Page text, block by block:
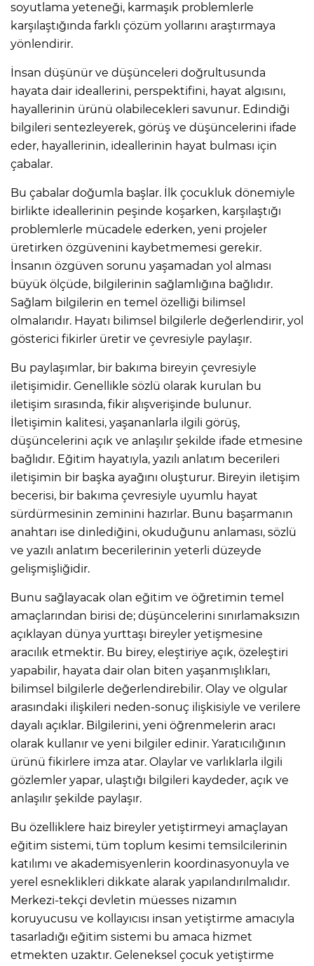
soyutlama yeteneği, karmaşık problemlerle
karşılaştığında farklı çözüm yollarını araştırmaya
yönlendirir.
İnsan düşünür ve düşünceleri doğrultusunda
hayata dair ideallerini, perspektifini, hayat algısını,
hayallerinin ürünü olabilecekleri savunur. Edindiği
bilgileri sentezleyerek, görüş ve düşüncelerini ifade
eder, hayallerinin, ideallerinin hayat bulması için
çabalar.
Bu çabalar doğumla başlar. İlk çocukluk dönemiyle
birlikte ideallerinin peşinde koşarken, karşılaştığı
problemlerle mücadele ederken, yeni projeler
üretirken özgüvenini kaybetmemesi gerekir.
İnsanın özgüven sorunu yaşamadan yol alması
büyük ölçüde, bilgilerinin sağlamlığına bağlıdır.
Sağlam bilgilerin en temel özelliği bilimsel
olmalarıdır. Hayatı bilimsel bilgilerle değerlendirir, yol
gösterici fikirler üretir ve çevresiyle paylaşır.
Bu paylaşımlar, bir bakıma bireyin çevresiyle
iletişimidir. Genellikle sözlü olarak kurulan bu
iletişim sırasında, fikir alışverişinde bulunur.
İletişimin kalitesi, yaşananlarla ilgili görüş,
düşüncelerini açık ve anlaşılır şekilde ifade etmesine
bağlıdır. Eğitim hayatıyla, yazılı anlatım becerileri
iletişimin bir başka ayağını oluşturur. Bireyin iletişim
becerisi, bir bakıma çevresiyle uyumlu hayat
sürdürmesinin zeminini hazırlar. Bunu başarmanın
anahtarı ise dinlediğini, okuduğunu anlaması, sözlü
ve yazılı anlatım becerilerinin yeterli düzeyde
gelişmişliğidir.
Bunu sağlayacak olan eğitim ve öğretimin temel
amaçlarından birisi de; düşüncelerini sınırlamaksızın
açıklayan dünya yurttaşı bireyler yetişmesine
aracılık etmektir. Bu birey, eleştiriye açık, özeleştiri
yapabilir, hayata dair olan biten yaşanmışlıkları,
bilimsel bilgilerle değerlendirebilir. Olay ve olgular
arasındaki ilişkileri neden-sonuç ilişkisiyle ve verilere
dayalı açıklar. Bilgilerini, yeni öğrenmelerin aracı
olarak kullanır ve yeni bilgiler edinir. Yaratıcılığının
ürünü fikirlere imza atar. Olaylar ve varlıklarla ilgili
gözlemler yapar, ulaştığı bilgileri kaydeder, açık ve
anlaşılır şekilde paylaşır.
Bu özelliklere haiz bireyler yetiştirmeyi amaçlayan
eğitim sistemi, tüm toplum kesimi temsilcilerinin
katılımı ve akademisyenlerin koordinasyonuyla ve
yerel esneklikleri dikkate alarak yapılandırılmalıdır.
Merkezi-tekçi devletin müesses nizamın
koruyucusu ve kollayıcısı insan yetiştirme amacıyla
tasarladığı eğitim sistemi bu amaca hizmet
etmekten uzaktır. Geleneksel çocuk yetiştirme